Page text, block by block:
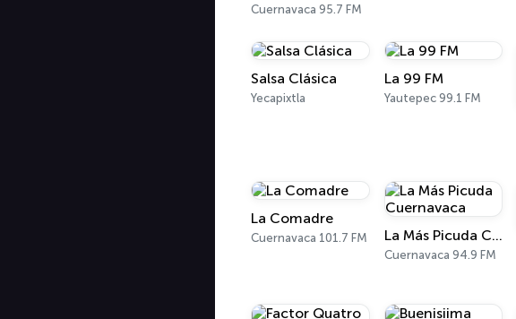
Cuernavaca 95.7 FM
Salsa Clásica
Yecapixtla
La 99 FM
Yautepec 99.1 FM
La Comadre
Cuernavaca 101.7 FM La Más Picuda Cuernavaca
Cuernavaca 94.9 FM